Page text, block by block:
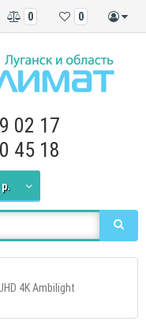
0
0
02 17
45 18
4K Ambilight